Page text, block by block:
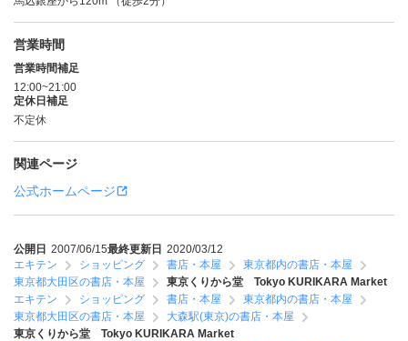
営業時間
営業時間補足
12:00~21:00
定休日補足
不定休
関連ページ
公式ホームページ
公開日 2007/06/15最終更新日 2020/03/12
エキテン
ショッピング 書店・本屋
東京都内の書店・本屋
東京都大田区の書店・本屋
東京くりから堂 Tokyo KURIKARA Market
エキテン
ショッピング 書店・本屋
東京都内の書店・本屋
東京都大田区の書店・本屋
大森駅(東京)の書店・本屋
東京くりから堂 Tokyo KURIKARA Market